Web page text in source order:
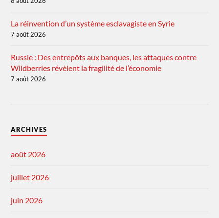
La réinvention d’un système esclavagiste en Syrie
7 août 2026
Russie : Des entrepôts aux banques, les attaques contre
Wildberries révèlent la fragilité de l’économie
7 août 2026
ARCHIVES
août 2026
juillet 2026
juin 2026